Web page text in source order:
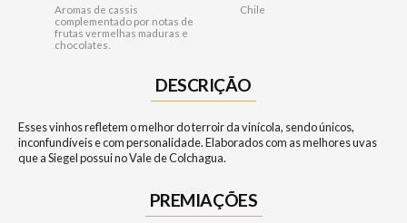
Aromas de cassis
complementado por notas de
frutas vermelhas maduras e
chocolates.
Chile
DESCRIÇÃO
Esses vinhos refletem o melhor do terroir da vinícola, sendo únicos,
inconfundíveis e com personalidade. Elaborados com as melhores uvas
que a Siegel possui no Vale de Colchagua.
PREMIAÇÕES